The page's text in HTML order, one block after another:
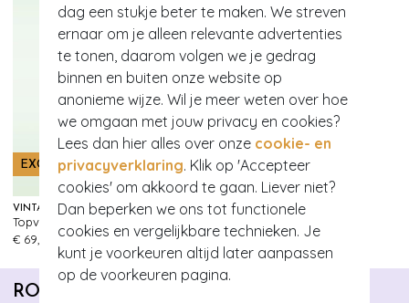
dag een stukje beter te maken. We streven
ernaar om je alleen relevante advertenties
te tonen, daarom volgen we je gedrag
binnen en buiten onze website op
anonieme wijze. Wil je meer weten over hoe
we omgaan met jouw privacy en cookies?
Lees dan hier alles over onze cookie- en
privacyverklaring. Klik op 'Accepteer
cookies' om akkoord te gaan. Liever niet?
Dan beperken we ons tot functionele
cookies en vergelijkbare technieken. Je
kunt je voorkeuren altijd later aanpassen
op de voorkeuren pagina.
EXCLUSIEF
VINTAGE CHIC FOR TOPVINTAGE
€ 69,95
999+
EXCLUSIEF
€ 65,95
ROCK-A-BOOTY